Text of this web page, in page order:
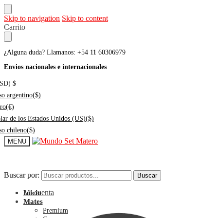
Skip to navigation Skip to content
Carrito
¿Alguna duda? Llamanos: +54 11 60306979
Envios nacionales e internacionales
$
argentino($)
(€)
de los Estados Unidos (US)($)
chileno($)
MENU
Buscar por: Buscar
Mi cuenta
Buscar por: Buscar
Inicio
Mates
Premium